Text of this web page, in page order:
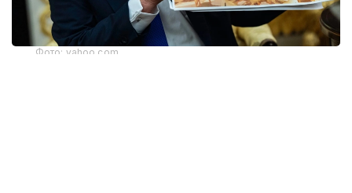
Фото: yahoo.com